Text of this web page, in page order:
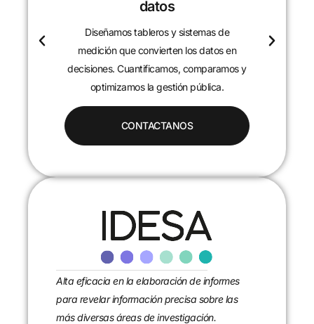
datos
Diseñamos tableros y sistemas de
medición que convierten los datos en
decisiones. Cuantificamos, comparamos y
optimizamos la gestión pública.
CONTACTANOS
Alta eficacia en la elaboración de informes
para revelar información precisa sobre las
más diversas áreas de investigación.